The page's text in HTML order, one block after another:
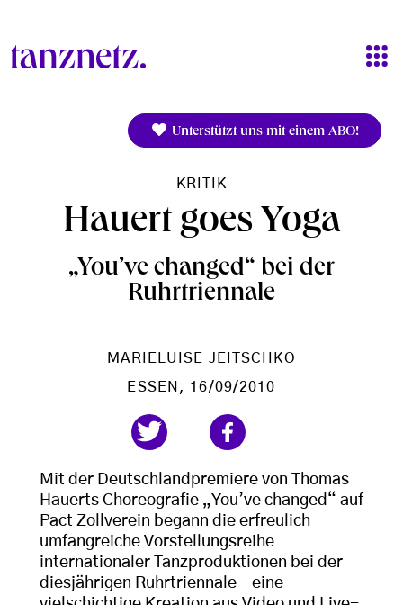
Unterstützt uns mit einem ABO!
KRITIK
Hauert goes Yoga
„You’ve changed“ bei der
Ruhrtriennale
MARIELUISE JEITSCHKO
ESSEN , 16/09/2010
Mit der Deutschlandpremiere von Thomas
Hauerts Choreografie „You’ve changed“ auf
Pact Zollverein begann die erfreulich
umfangreiche Vorstellungsreihe
internationaler Tanzproduktionen bei der
diesjährigen Ruhrtriennale – eine